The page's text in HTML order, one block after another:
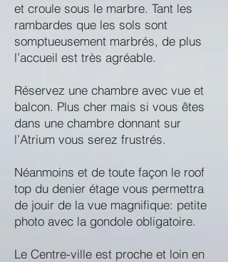
et croule sous le marbre. Tant les
rambardes que les sols sont
somptueusement marbrés, de plus
l’accueil est très agréable.
Réservez une chambre avec vue et
balcon. Plus cher mais si vous êtes
dans une chambre donnant sur
l’Atrium vous serez frustrés.
Néanmoins et de toute façon le roof
top du denier étage vous permettra
de jouir de la vue magnifique: petite
photo avec la gondole obligatoire.
Le Centre-ville est proche et loin en